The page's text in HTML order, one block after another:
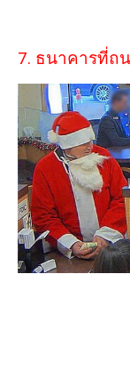
7. ธนาคารที่ถ